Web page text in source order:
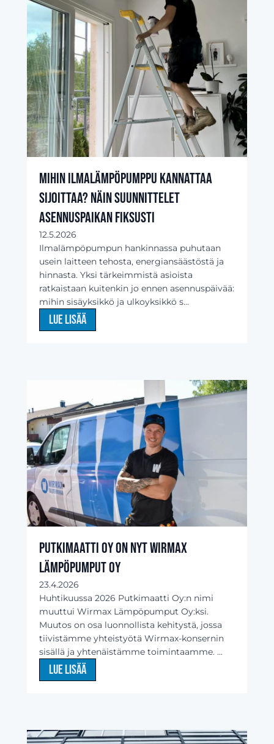
Mihin ilmalämpöpumppu kannattaa
sijoittaa? Näin suunnittelet
asennuspaikan fiksusti
12.5.2026
Ilmalämpöpumpun hankinnassa puhutaan
usein laitteen tehosta, energiansäästöstä ja
hinnasta. Yksi tärkeimmistä asioista
ratkaistaan kuitenkin jo ennen asennuspäivää:
mihin sisäyksikkö ja ulkoyksikkö s...
Lue lisää
Putkimaatti Oy on nyt Wirmax
Lämpöpumput Oy
23.4.2026
Huhtikuussa 2026 Putkimaatti Oy:n nimi
muuttui Wirmax Lämpöpumput Oy:ksi.
Muutos on osa luonnollista kehitystä, jossa
tiivistämme yhteistyötä Wirmax-konsernin
sisällä ja yhtenäistämme toimintaamme. ...
Lue lisää